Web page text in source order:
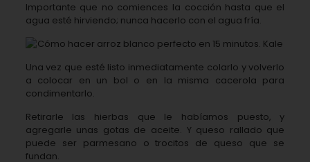
Importante que no comiences la cocción hasta que el
agua esté hirviendo; nunca hacerlo con el agua fría.
Una vez que esté listo inmediatamente colarlo y volverlo
a colocar en un bol o en la misma cacerola para
condimentarlo.
Retirarle las hierbas que le habíamos puesto, y
agregarle unas gotas de aceite. Y queso rallado que
puede ser parmesano o trocitos de queso que se
fundan.